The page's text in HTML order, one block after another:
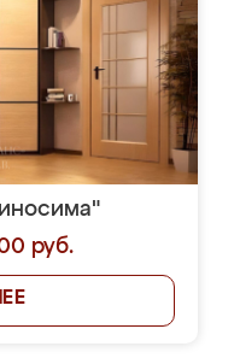
руб.